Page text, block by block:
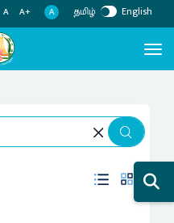
A A+ A தமிழ் English